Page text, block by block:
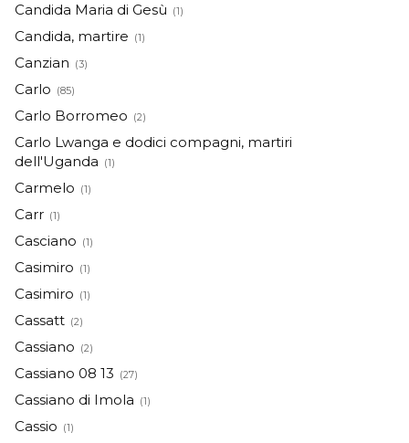
Candida Maria di Gesù (1)
Candida, martire (1)
Canzian (3)
Carlo (85)
Carlo Borromeo (2)
Carlo Lwanga e dodici compagni, martiri
dell'Uganda (1)
Carmelo (1)
Carr (1)
Casciano (1)
Casimiro (1)
Casimiro (1)
Cassatt (2)
Cassiano (2)
Cassiano 08 13 (27)
Cassiano di Imola (1)
Cassio (1)